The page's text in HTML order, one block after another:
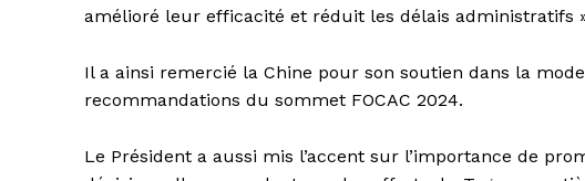
amélioré leur efficacité et réduit les délais administratifs
Il a ainsi remercié la Chine pour son soutien dans la
recommandations du sommet FOCAC 2024.
Le Président a aussi mis l’accent sur l’importance de